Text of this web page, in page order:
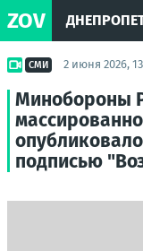
ZOV
СМИ 2 июня 2026,
Минобороны
подписью